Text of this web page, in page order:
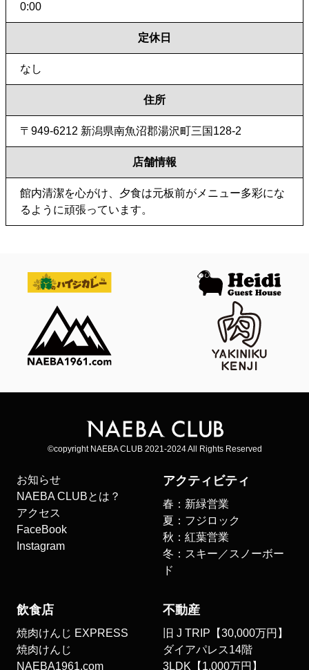
0:00
定休日
なし
住所
〒949-6212 新潟県南魚沼郡湯沢町三国128-2
店舗情報
館内清潔を心がけ、夕食は元板前がメニュー多彩にな
るように頑張っています。
©copyright NAEBA CLUB 2021-2024 All Rights Reserved
お知らせ
NAEBA CLUBとは？
アクセス
FaceBook
Instagram
アクティビティ
春：新緑営業
夏：フジロック
秋：紅葉営業
冬：スキー／スノーボー
ド
飲食店
焼肉けんじ EXPRESS
焼肉けんじ
NAEBA1961.com
不動産
旧 J TRIP【30,000万円】
ダイアパレス14階
3LDK【1,000万円】